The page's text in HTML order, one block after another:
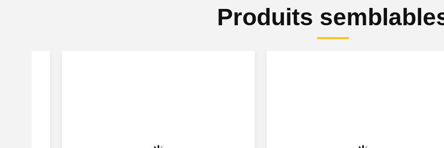
Produits